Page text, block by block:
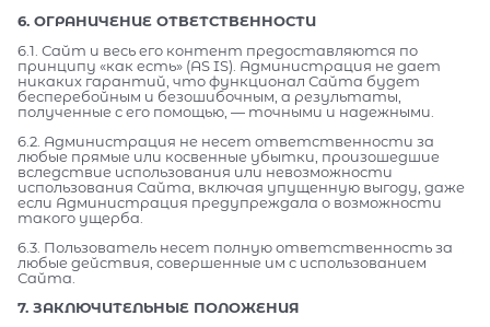
6. ОГРАНИЧЕНИЕ ОТВЕТСТВЕННОСТИ
6.1. Сайт и весь его контент предоставляются по
принципу «как есть» (AS IS). Администрация не дает
никаких гарантий, что функционал Сайта будет
бесперебойным и безошибочным, а результаты,
полученные с его помощью, — точными и надежными.
6.2. Администрация не несет ответственности за
любые прямые или косвенные убытки, произошедшие
вследствие использования или невозможности
использования Сайта, включая упущенную выгоду, даже
если Администрация предупреждала о возможности
такого ущерба.
6.3. Пользователь несет полную ответственность за
любые действия, совершенные им с использованием
Сайта.
7. ЗАКЛЮЧИТЕЛЬНЫЕ ПОЛОЖЕНИЯ